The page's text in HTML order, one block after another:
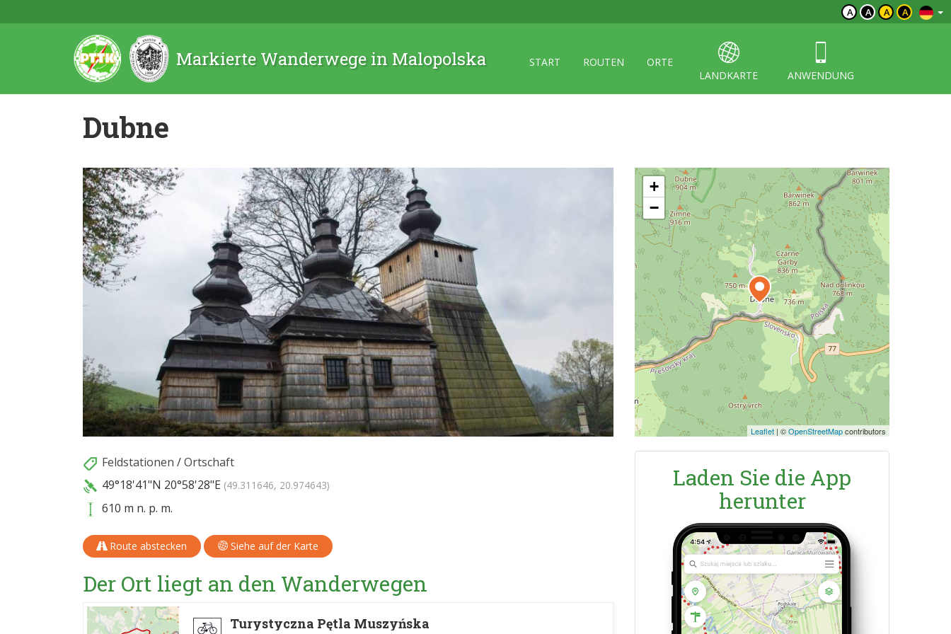
A A A A
Markierte Wanderwege in Malopolska START ROUTEN
ORTE
LANDKARTE
ANWENDUNG
Dubne
Feldstationen /Ortschaft
49°18'41"N 20°58'28"E (49.311646, 20.974643)
610 m n. p. m.
Route abstecken Siehe auf der Karte
Der Ort liegt an den Wanderwegen
Turystyczna Pętla Muszyńska
+
−
Leaflet | ©OpenStreetMapcontributors
Laden Sie die App
herunter